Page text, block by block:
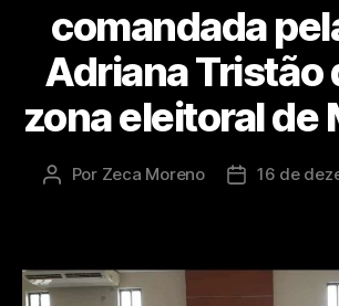
comandada
Adriana Tristão
zona eleitoral de
Por Zeca Moreno 16 de